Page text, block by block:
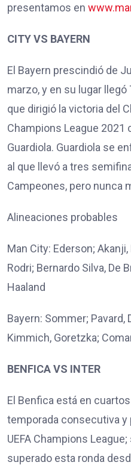
presentamos en
CITY VS BAYERN
El Bayern prescindió de
marzo, y en su lugar
que dirigió la victoria del
Champions League 2021
Guardiola. Guardiola se
al que llevó a tres
Campeones, pero nunca
Alineaciones probables
Man City: Ederson;
Rodri; Bernardo Silva, De
Haaland
Bayern: Sommer; Pavard,
Kimmich, Goretzka;
BENFICA VS INTER
El Benfica está en
temporada consecutiva y
UEFA Champions
superado esta ronda